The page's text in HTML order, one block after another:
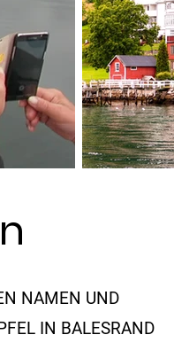
NAMEN UND
IN BALESRAND